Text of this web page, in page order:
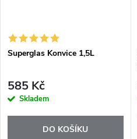
Superglas Konvice 1,5L
585 Kč
Skladem
DO KOŠÍKU